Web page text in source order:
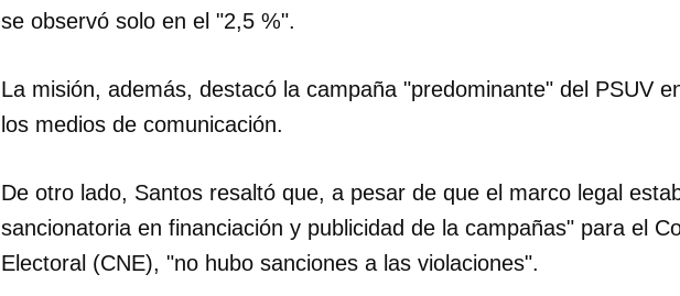
se observó solo en el "2,5 %".
La misión, además, destacó la campaña "predominante" del PSUV
los medios de comunicación.
De otro lado, Santos resaltó que, a pesar de que el marco legal
sancionatoria en financiación y publicidad de la campañas" para el
Electoral (CNE), "no hubo sanciones a las violaciones".